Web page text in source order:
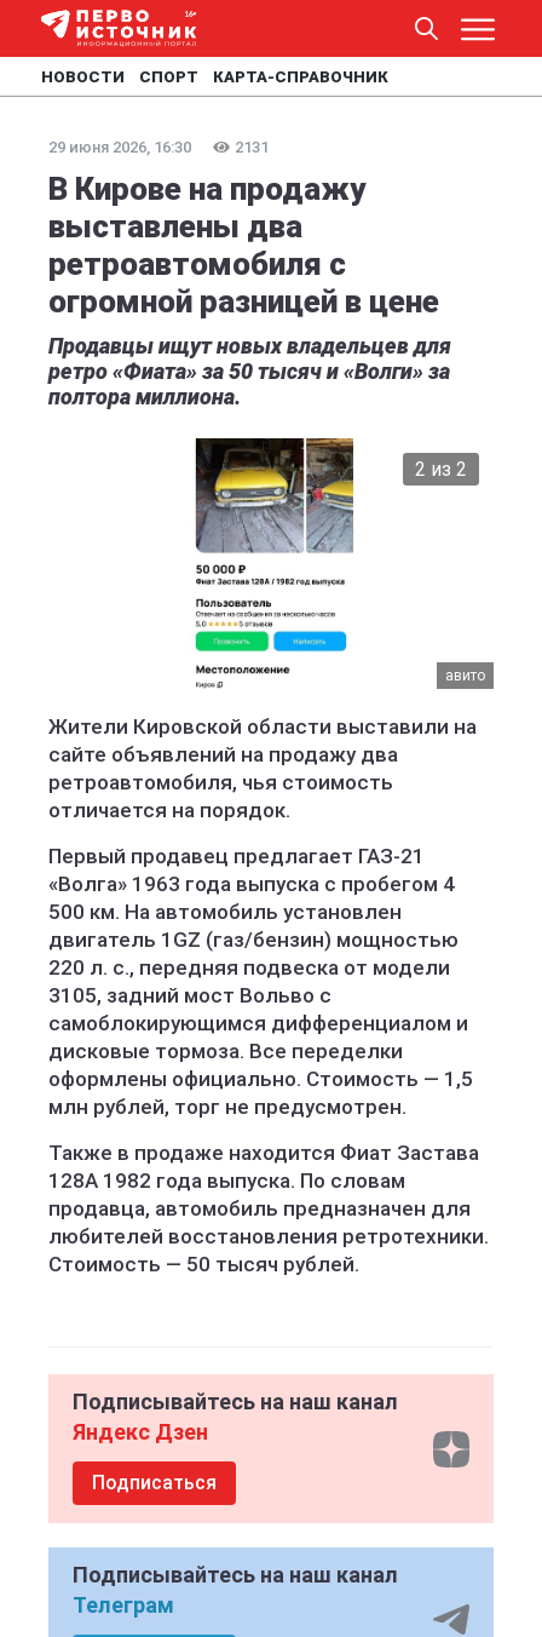
НОВОСТИ СПОРТ КАРТА-СПРАВОЧНИК
29 июня 2026, 16:30 2131
В Кирове на продажу
выставлены два
ретроавтомобиля с
огромной разницей в цене
Продавцы ищут новых владельцев для
ретро «Фиата» за 50 тысяч и «Волги» за
полтора миллиона.
2 из 2
авито
Жители Кировской области выставили на
сайте объявлений на продажу два
ретроавтомобиля, чья стоимость
отличается на порядок.
Первый продавец предлагает ГАЗ-21
«Волга» 1963 года выпуска с пробегом 4
500 км. На автомобиль установлен
двигатель 1GZ (газ/бензин) мощностью
220 л. с., передняя подвеска от модели
3105, задний мост Вольво с
самоблокирующимся дифференциалом и
дисковые тормоза. Все переделки
оформлены официально. Стоимость — 1,5
млн рублей, торг не предусмотрен.
Также в продаже находится Фиат Застава
128A 1982 года выпуска. По словам
продавца, автомобиль предназначен для
любителей восстановления ретротехники.
Стоимость — 50 тысяч рублей.
Подписывайтесь на наш канал
Яндекс Дзен
Подписаться
Подписывайтесь на наш канал
Телеграм